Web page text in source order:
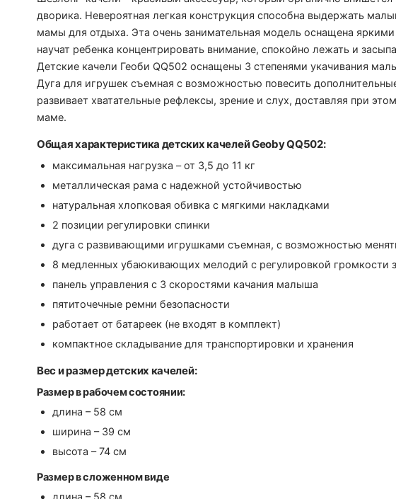
дворика. Невероятная легкая конструкция способна выдержать
мамы для отдыха. Эта очень занимательная модель оснащена
научат ребенка концентрировать внимание, спокойно лежать и
Детские качели Геоби QQ502 оснащены 3 степенями укачивания
Дуга для игрушек съемная с возможностью повесить
развивает хватательные рефлексы, зрение и слух, доставляя при
маме.
Общая характеристика детских качелей Geoby QQ502:
максимальная нагрузка – от 3,5 до 11 кг
металлическая рама с надежной устойчивостью
натуральная хлопковая обивка с мягкими накладками
2 позиции регулировки спинки
дуга с развивающими игрушками съемная, с возможностью
8 медленных убаюкивающих мелодий с регулировкой громкости
панель управления с 3 скоростями качания малыша
пятиточечные ремни безопасности
работает от батареек (не входят в комплект)
компактное складывание для транспортировки и хранения
Вес и размер детских качелей:
Размер в рабочем состоянии:
длина – 58 см
ширина – 39 см
высота – 74 см
Размер в сложенном виде